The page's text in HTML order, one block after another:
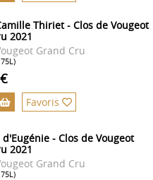
Thiriet - Clos de Vougeot
2021
Grand Cru
Favoris
- Clos de Vougeot
2021
Grand Cru